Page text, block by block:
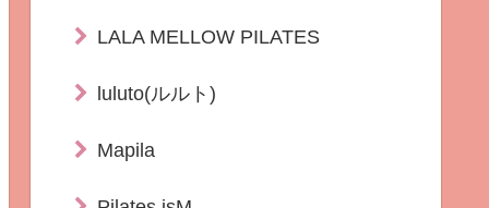
LALA MELLOW PILATES
luluto(ルルト)
Mapila